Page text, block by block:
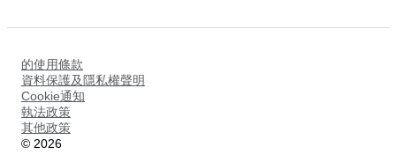
的使用條款
資料保護及隱私權聲明
Cookie通知
執法政策
其他政策
© 2026